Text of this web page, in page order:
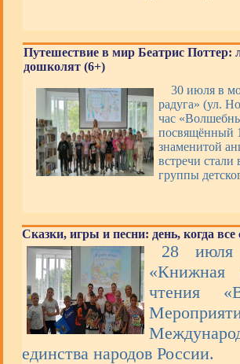
Путешествие в мир Беатрис Поттер:
дошколят (6+)
30 июля в
радуга» (ул.
час
посвящённый
знаменитой
встречи
группы
Сказки, игры и песни: день, когда все
28 июля
«Книжная
чтения
единства народов России.